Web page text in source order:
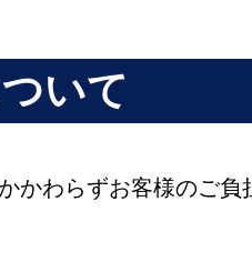
いて
わらずお客様のご負